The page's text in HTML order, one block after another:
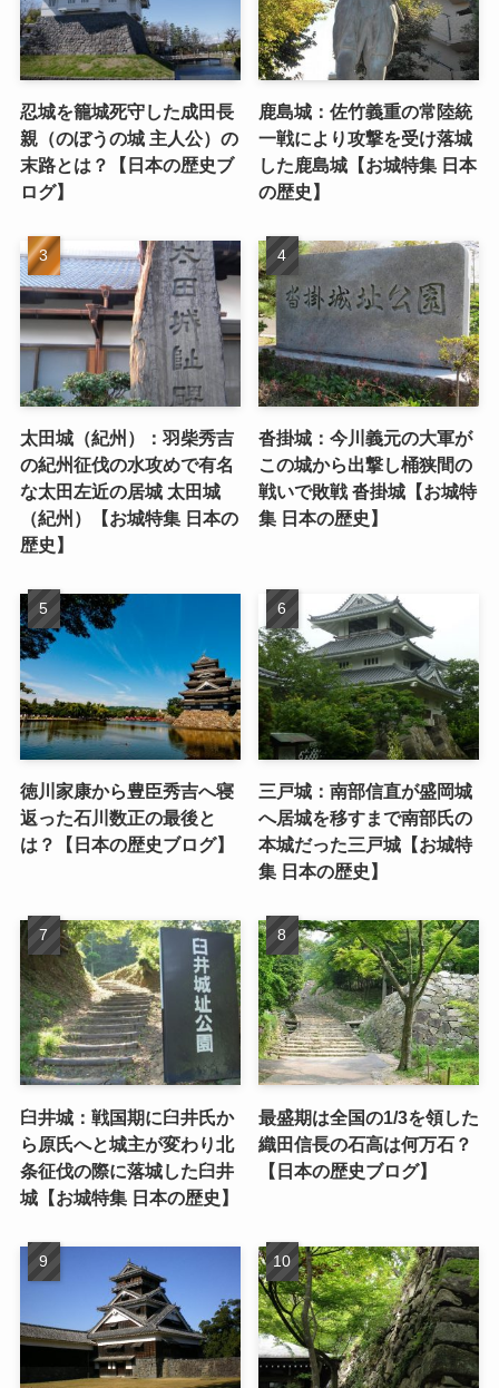
忍城を籠城死守した成田長
親（のぼうの城 主人公）の
末路とは？【日本の歴史ブ
ログ】
鹿島城：佐竹義重の常陸統
一戦により攻撃を受け落城
した鹿島城【お城特集 日本
の歴史】
太田城（紀州）：羽柴秀吉
の紀州征伐の水攻めで有名
な太田左近の居城 太田城
（紀州）【お城特集 日本の
歴史】
沓掛城：今川義元の大軍が
この城から出撃し桶狭間の
戦いで敗戦 沓掛城【お城特
集 日本の歴史】
徳川家康から豊臣秀吉へ寝
返った石川数正の最後と
は？【日本の歴史ブログ】
三戸城：南部信直が盛岡城
へ居城を移すまで南部氏の
本城だった三戸城【お城特
集 日本の歴史】
臼井城：戦国期に臼井氏か
ら原氏へと城主が変わり北
条征伐の際に落城した臼井
城【お城特集 日本の歴史】
最盛期は全国の1/3を領した
織田信長の石高は何万石？
【日本の歴史ブログ】